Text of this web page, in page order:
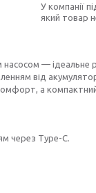
У компанії
який товар
— ідеальне
від
а
через Type-C.